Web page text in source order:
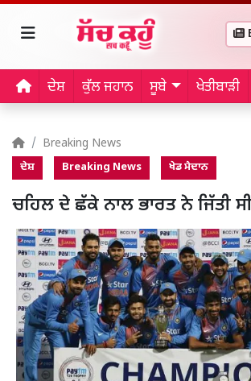
ਦੇਸ਼ ਕੁੱਲ ਜਹਾਨ ਸੂਬੇ ਖੇਤੀਬਾੜੀ
Breaking News
ਦੇਸ਼ Breaking News ਖੇਡ ਮੈਦਾਨ
ਚਹਿਲ ਦੇ ਛੱਕੇ ਨਾਲ ਭਾਰਤ ਨੇ ਜਿੱਤੀ